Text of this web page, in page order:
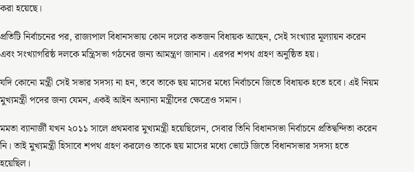
করা হয়েছে।
প্রতিটি নির্বাচনের পর, রাজ্যপাল বিধানসভায় কোন দলের কতজন বিধায়ক আছেন, সেই সংখ্যার মূল্যায়ন করেন
এবং সংখ্যাগরিষ্ঠ দলকে মন্ত্রিসভা গঠনের জন্য আমন্ত্রণ জানান। এরপর শপথ গ্রহণ অনুষ্ঠিত হয়।
যদি কোনো মন্ত্রী সেই সভার সদস্য না হন, তবে তাকে ছয় মাসের মধ্যে নির্বাচনে জিতে বিধায়ক হতে হবে। এই নিয়ম
মুখ্যমন্ত্রী পদের জন্য যেমন, একই আইন অন্যান্য মন্ত্রীদের ক্ষেত্রেও সমান।
মমতা ব্যানার্জী যখন ২০১১ সালে প্রথমবার মুখ্যমন্ত্রী হয়েছিলেন, সেবার তিনি বিধানসভা নির্বাচনে প্রতিদ্বন্দিতা করেন
নি। তাই মুখ্যমন্ত্রী হিসাবে শপথ গ্রহণ করলেও তাকে ছয় মাসের মধ্যে ভোটে জিতে বিধানসভার সদস্য হতে
হয়েছিল।